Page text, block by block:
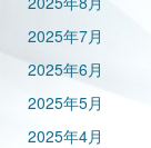
2025年7月
2025年6月
2025年5月
2025年4月